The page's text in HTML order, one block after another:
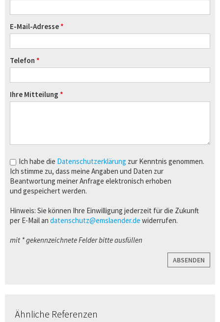
E-Mail-Adresse
Telefon
Ihre Mitteilung
Ich habe die Datenschutzerklärung zur Kenntnis genommen.
Ich stimme zu, dass meine Angaben und Daten zur
Beantwortung meiner Anfrage elektronisch erhoben
und gespeichert werden.
Hinweis: Sie können Ihre Einwilligung jederzeit für die Zukunft
per E-Mail an datenschutz@emslaender.de widerrufen.
mit * gekennzeichnete Felder bitte ausfüllen
ABSENDEN
Ähnliche Referenzen